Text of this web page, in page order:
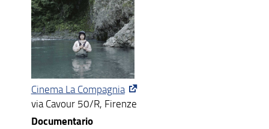
Cinema La Compagnia
via Cavour 50/R, Firenze
Documentario